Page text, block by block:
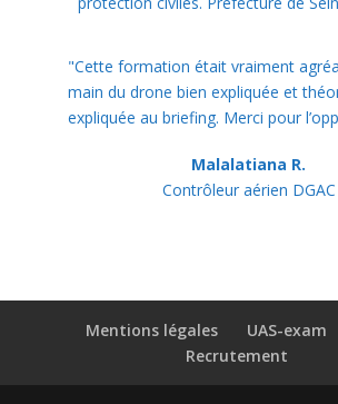
"Cette formation était vraiment
main du drone bien expliquée et
expliquée au briefing. Merci pour
Malalatiana R.
Contrôleur aérien DGAC
Mentions légales UAS-exam
Recrutement